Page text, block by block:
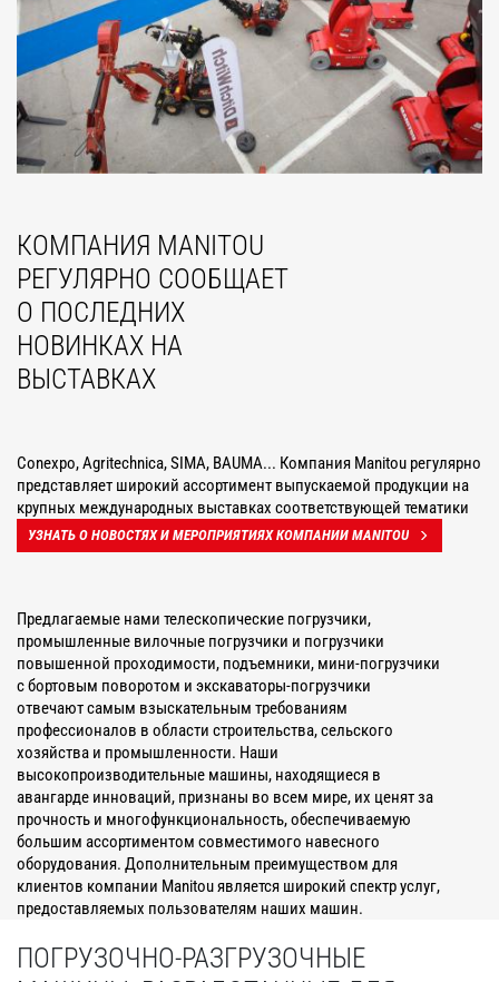
КОМПАНИЯ MANITOU
РЕГУЛЯРНО СООБЩАЕТ
О ПОСЛЕДНИХ
НОВИНКАХ НА
ВЫСТАВКАХ
Conexpo, Agritechnica, SIMA, BAUMA... Компания Manitou регулярно
представляет широкий ассортимент выпускаемой продукции на
крупных международных выставках соответствующей тематики
УЗНАТЬ О НОВОСТЯХ И МЕРОПРИЯТИЯХ КОМПАНИИ MANITOU
Предлагаемые нами телескопические погрузчики,
промышленные вилочные погрузчики и погрузчики
повышенной проходимости, подъемники, мини-погрузчики
с бортовым поворотом и экскаваторы-погрузчики
отвечают самым взыскательным требованиям
профессионалов в области строительства, сельского
хозяйства и промышленности. Наши
высокопроизводительные машины, находящиеся в
авангарде инноваций, признаны во всем мире, их ценят за
прочность и многофункциональность, обеспечиваемую
большим ассортиментом совместимого навесного
оборудования. Дополнительным преимуществом для
клиентов компании Manitou является широкий спектр услуг,
предоставляемых пользователям наших машин.
ПОГРУЗОЧНО-РАЗГРУЗОЧНЫЕ